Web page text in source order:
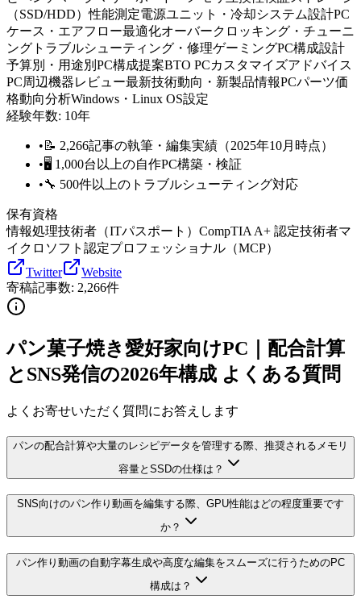
（SSD/HDD）性能測定電源ユニット・冷却システム設計PC
ケース・エアフロー最適化オーバークロッキング・チューニ
ング トラブルシューティング・修理ゲーミングPC構成設計
予算別・用途別PC構成提案BTO PCカスタマイズアドバイス
PC周辺機器レビュー最新技術動向・新製品情報PCパーツ価
格動向分析Windows・Linux OS設定
経験年数: 10年
• 📝 2,266記事の執筆・編集実績（2025年10月時点）
•🖥️ 1,000台以上の自作PC構築・検証
•🔧 500件以上のトラブルシューティング対応
保有資格
情報処理技術者（ITパスポート） CompTIA A+ 認定技術者マ
イクロソフト認定プロフェッショナル（MCP）
Twitter
Website
寄稿記事数: 2,266件
パン菓子焼き愛好家向けPC｜配合計算
とSNS発信の2026年構成 よくある質問
よくお寄せいただく質問にお答えします
パンの配合計算や大量のレシピデータを管理する際、推奨されるメモリ
容量とSSDの仕様は？
SNS向けのパン作り動画を編集する際、GPU性能はどの程度重要です
か？
パン作り動画の自動字幕生成や高度な編集をスムーズに行うためのPC
構成は？